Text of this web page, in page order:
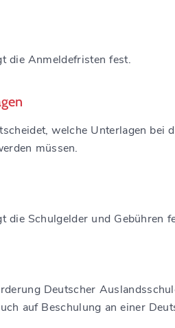
die Anmeldefristen fest.
welche Unterlagen bei
müssen.
die Schulgelder und Gebühren
Deutscher
auf Beschulung an einer